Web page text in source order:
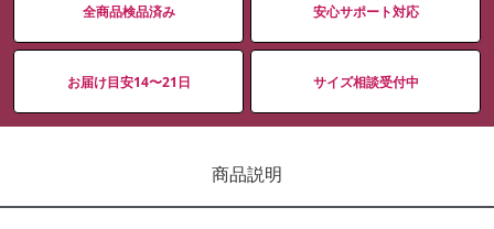
全商品検品済み 安心サポート対応
お届け目安14〜21日 サイズ相談受付中
商品説明